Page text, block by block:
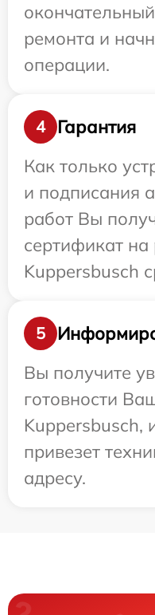
ремонта и
операции.
4
Гарантия
Как только
и подписания
работ Вы
сертификат на
Kuppersbusch
5
Вы получите
готовности
Kuppersbusch,
привезет
адресу.